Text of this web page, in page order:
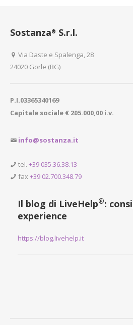
Sostanza® S.r.l.
Via Daste e Spalenga, 28
24020 Gorle (BG)
P.I.03365340169
Capitale sociale € 205.000,00 i.v.
info@sostanza.it
tel. +39 035.36.38.13
fax +39 02.700.348.79
Il blog di LiveHelp®:
experience
https://blog.livehelp.it